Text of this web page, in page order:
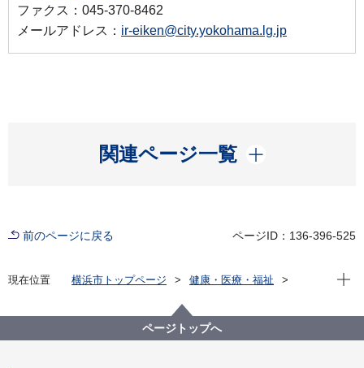
ファクス：045-370-8462
メールアドレス： ir-eiken@city.yokohama.lg.jp
関連ページ一覧
開く
前のページに戻る ページID：136-396-525
現在位置 横浜市トップページ
健康・医療・福祉
現在
ページトップへ